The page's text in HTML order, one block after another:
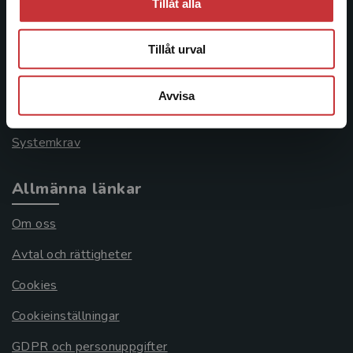
Tillåt alla
Tillåt urval
Avvisa
Kontakta kundservice
Frågor och svar
Köpvillkor
Systemkrav
Allmänna länkar
Om oss
Avtal och rättigheter
Cookies
Cookieinställningar
GDPR och personuppgifter